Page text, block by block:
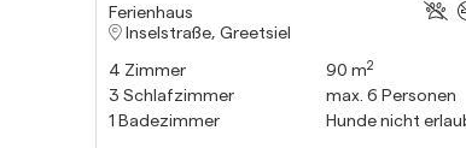
Ferienhaus
Inselstraße, Greetsiel
4 Zimmer
3 Schlafzimmer
1 Badezimmer
90 m2
max. 6 Personen
Hunde nicht